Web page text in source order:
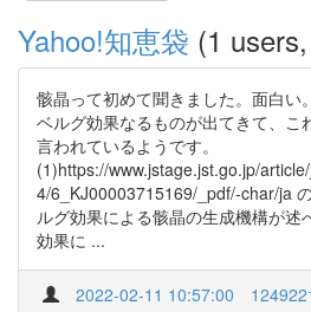
Yahoo!知恵袋 (1
骸晶って初めて聞きました。面白い
ベルグ効果なるものが出てきて、こ
言われているようです。
(1)https://www.jstage.jst.go.jp/
4/6_KJ00003715169/_pdf/-char/ja
ルグ効果による骸晶の生成機構が述
効果に ...
2022-02-11 10:57:00